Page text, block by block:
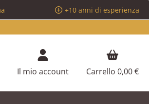
+10 anni di esperienza
Hai 0 articoli nella lista dei desideri
Il mio account Carrello 0,00 €